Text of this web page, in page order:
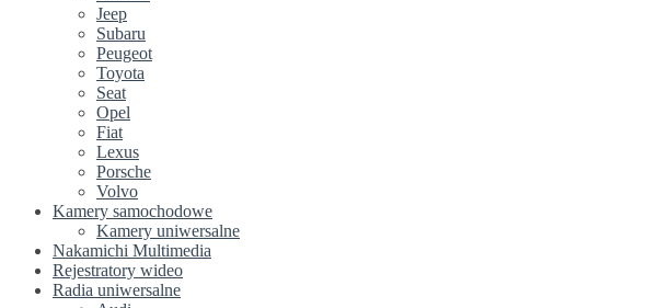
Jeep
Subaru
Peugeot
Toyota
Seat
Opel
Fiat
Lexus
Porsche
Volvo
Kamery samochodowe
Kamery uniwersalne
Nakamichi Multimedia
Rejestratory wideo
Radia uniwersalne